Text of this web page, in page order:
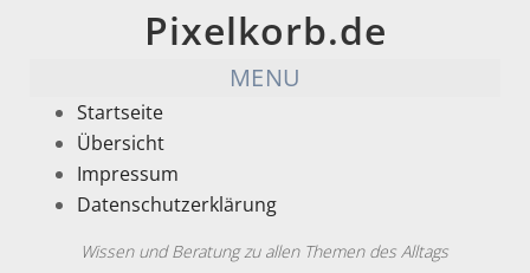
Pixelkorb.de
MENU
Startseite
Übersicht
Impressum
Datenschutzerklärung
Wissen und Beratung zu allen Themen des Alltags